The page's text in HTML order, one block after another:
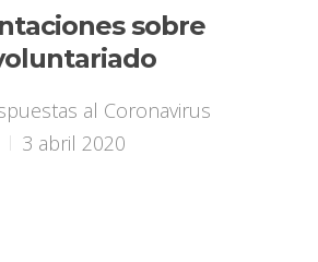
sobre
al Coronavirus
3 abril 2020